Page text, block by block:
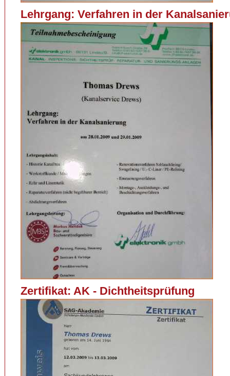
Lehrgang: Verfahren in der
Zertifikat: AK - Dichtheitsprüfung